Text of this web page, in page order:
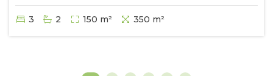
3 2 150 m² 350 m²